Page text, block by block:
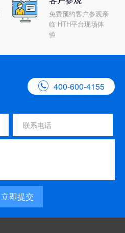
免费预约客户参观亲
临 HTH平台现场体
验
 400-600-4155
立即提交